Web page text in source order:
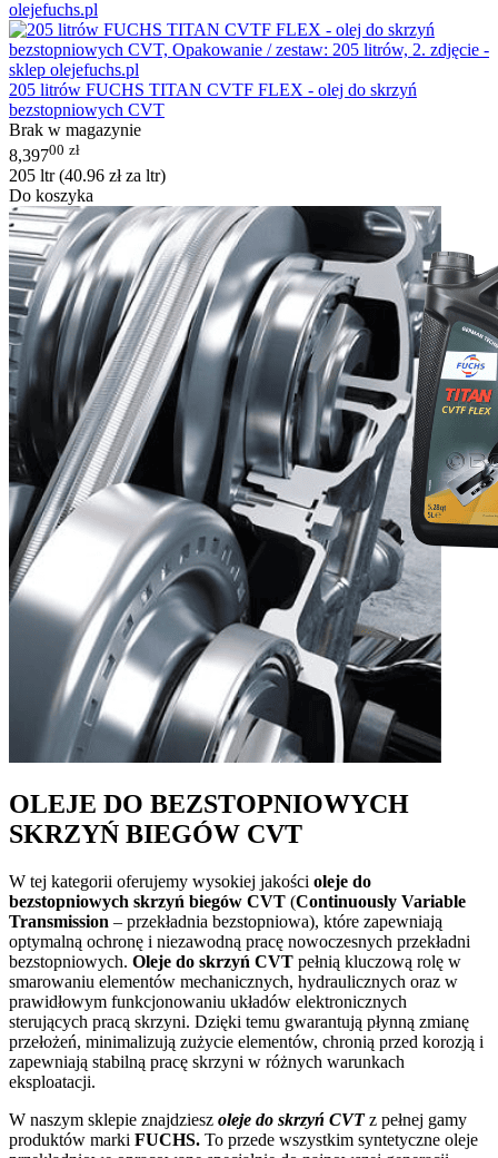
205 litrów FUCHS TITAN CVTF FLEX - olej do skrzyń
bezstopniowych CVT
Brak w magazynie
8,39700 zł
205 ltr (40.96 złza ltr)
Do koszyka
OLEJE DO BEZSTOPNIOWYCH
SKRZYŃ BIEGÓW CVT
W tej kategorii oferujemy wysokiej jakości oleje do
bezstopniowych skrzyń biegów CVT (Continuously Variable
Transmission – przekładnia bezstopniowa), które zapewniają
optymalną ochronę i niezawodną pracę nowoczesnych przekładni
bezstopniowych. Oleje do skrzyń CVT pełnią kluczową rolę w
smarowaniu elementów mechanicznych, hydraulicznych oraz w
prawidłowym funkcjonowaniu układów elektronicznych
sterujących pracą skrzyni. Dzięki temu gwarantują płynną zmianę
przełożeń, minimalizują zużycie elementów, chronią przed korozją i
zapewniają stabilną pracę skrzyni w różnych warunkach
eksploatacji.
W naszym sklepie znajdziesz oleje do skrzyń CVTz pełnej gamy
produktów marki FUCHS. To przede wszystkim syntetyczne oleje